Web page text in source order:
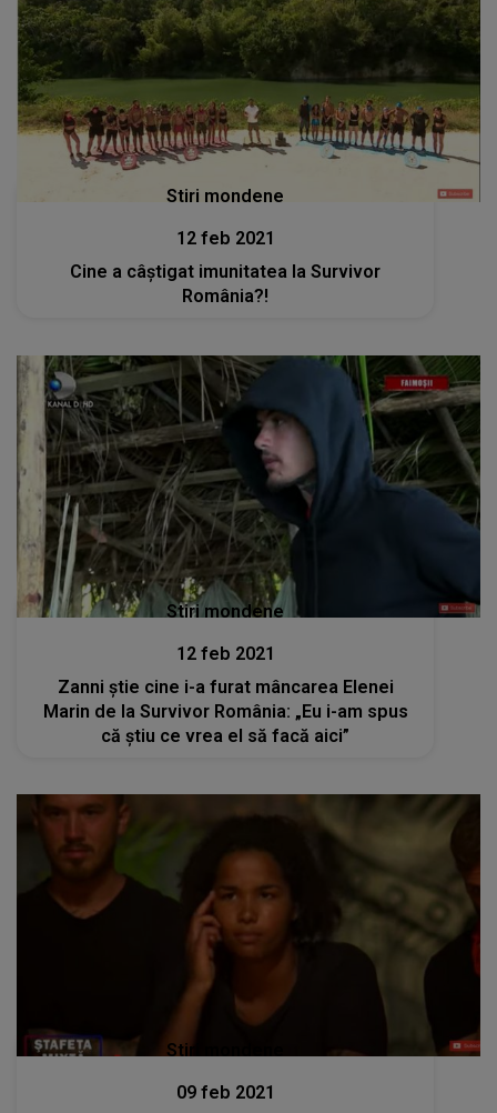
Stiri mondene
12 feb 2021
Cine a câştigat imunitatea la Survivor
România?!
Stiri mondene
12 feb 2021
Zanni știe cine i-a furat mâncarea Elenei
Marin de la Survivor România: „Eu i-am spus
că știu ce vrea el să facă aici”
Stiri mondene
09 feb 2021